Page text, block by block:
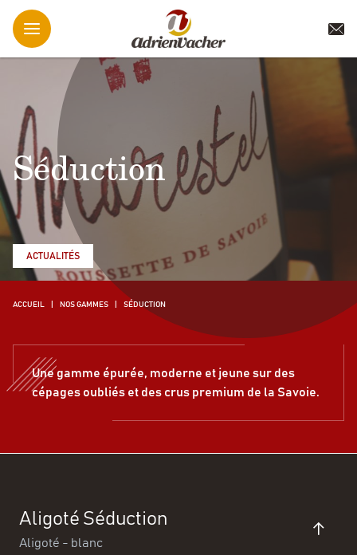
Séduction
ACCUEIL NOS GAMMES SÉDUCTION
ACTUALITÉS
Une gamme épurée, moderne et jeune sur des
cépages oubliés et des crus premium de la Savoie.
Aligoté Séduction
Aligoté - blanc